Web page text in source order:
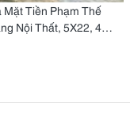
Mặt Tiền Phạm Thế
Nội Thất, 5X22, 4
Vivu